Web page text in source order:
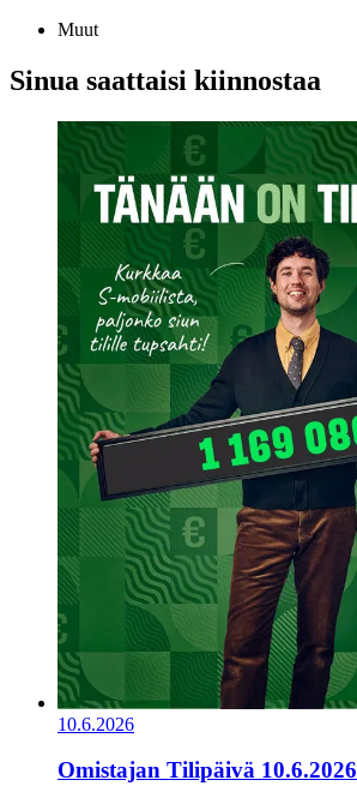
Muut
Sinua saattaisi kiinnostaa
10.6.2026
Omistajan Tilipäivä 10.6.2026